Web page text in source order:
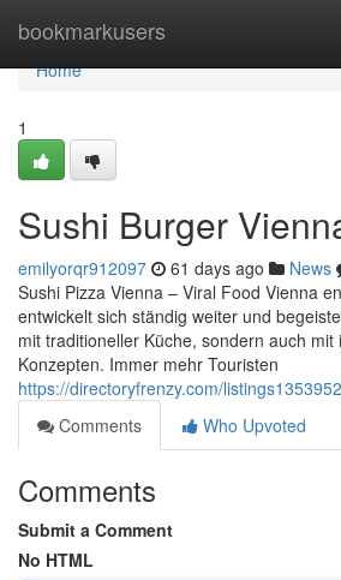
bookmarkusers
Home
Home
1
Sushi Burger
emilyorqr912097 61 days ago News
Sushi Pizza Vienna – Viral Food Vienna
entwickelt sich ständig weiter und
mit traditioneller Küche, sondern auch mit
Konzepten. Immer mehr Touristen
https://directoryfrenzy.com/
Comments
Who Upvoted
Comments
Submit a Comment
No HTML